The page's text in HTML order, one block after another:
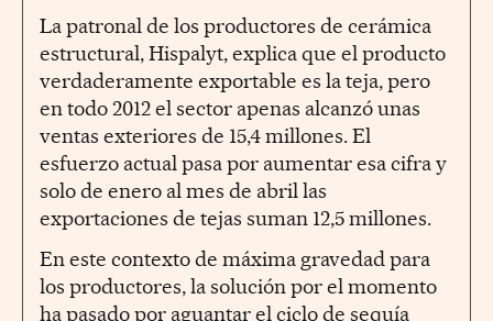
La patronal de los productores de cerámica
estructural, Hispalyt, explica que el producto
verdaderamente exportable es la teja, pero
en todo 2012 el sector apenas alcanzó unas
ventas exteriores de 15,4 millones. El
esfuerzo actual pasa por aumentar esa cifra y
solo de enero al mes de abril las
exportaciones de tejas suman 12,5 millones.
En este contexto de máxima gravedad para
los productores, la solución por el momento
ha pasado por aguantar el ciclo de sequía